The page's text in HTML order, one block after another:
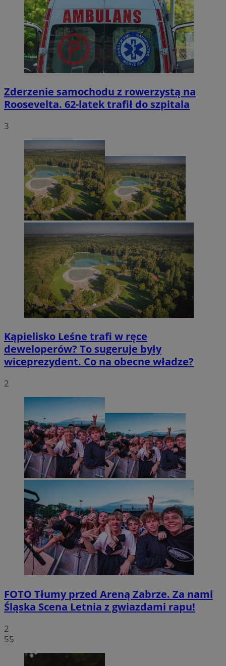
Zderzenie samochodu z rowerzystą na
Roosevelta. 62-latek trafił do szpitala
3
Kąpielisko Leśne trafi w ręce
deweloperów? To sugeruje były
wiceprezydent. Co na obecne władze?
2
FOTO Tłumy przed Areną Zabrze. Za nami
Śląska Scena Letnia z gwiazdami rapu!
2
55